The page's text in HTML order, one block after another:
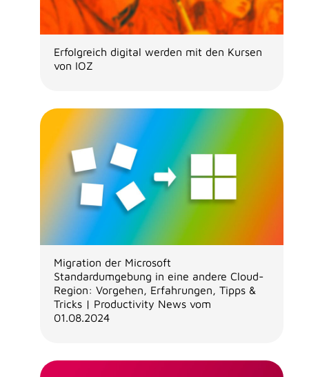
Erfolgreich digital werden mit den Kursen
von IOZ
Migration der Microsoft
Standardumgebung in eine andere Cloud-
Region: Vorgehen, Erfahrungen, Tipps &
Tricks | Productivity News vom
01.08.2024